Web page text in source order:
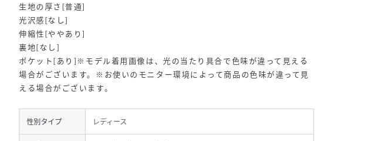
生地の厚さ[普通]
光沢感[なし]
伸縮性[ややあり]
裏地[なし]
ポケット[あり]※モデル着用画像は、光の当たり具合で色味が違って見える
場合がございます。※お使いのモニター環境によって商品の色味が違って見
える場合がございます。
性別タイプ レディース